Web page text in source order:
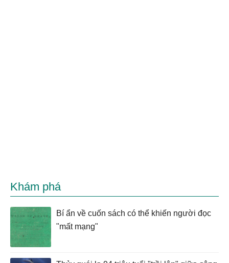
Khám phá
Bí ẩn về cuốn sách có thể khiến người đọc
"mất mạng"